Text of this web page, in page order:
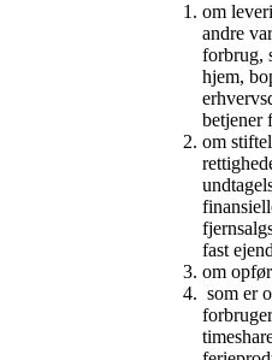
om
andre
forbrug,
hjem,
betjener
om
fast
om
som er